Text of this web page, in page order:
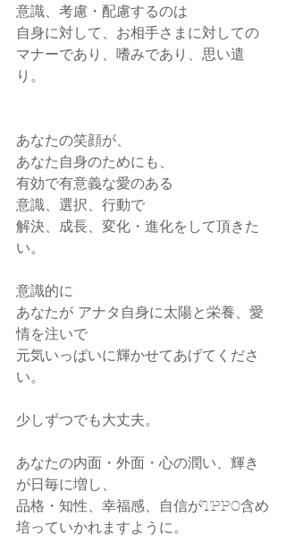
意識、考慮・配慮するのは
自身に対して、お相手さまに対しての
マナーであり、嗜みであり、思い遣
り。
あなたの笑顔が、
あなた自身のためにも、
有効で有意義な愛のある
意識、選択、行動で
解決、成長、変化・進化をして頂きた
い。
意識的に
あなたが アナタ自身に太陽と栄養、愛
情を注いで
元気いっぱいに輝かせてあげてくださ
い。
少しずつでも大丈夫。
あなたの内面・外面・心の潤い、輝き
が日毎に増し、
品格・知性、幸福感、自信がTPPO含め
培っていかれますように。